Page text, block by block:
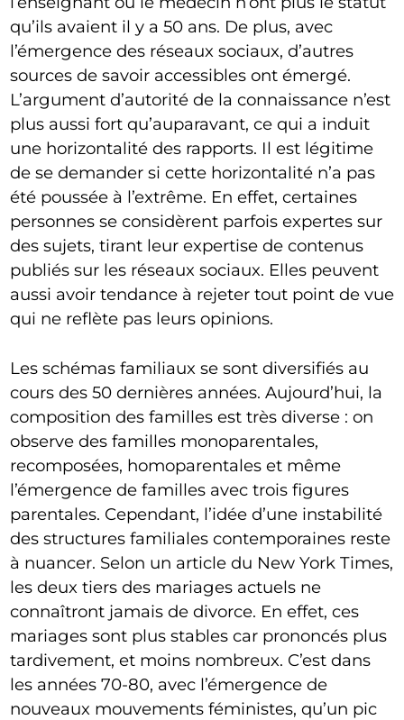
qu’ils avaient il y a 50 ans. De plus, avec
l’émergence des réseaux sociaux, d’autres
sources de savoir accessibles ont émergé.
L’argument d’autorité de la connaissance n’est
plus aussi fort qu’auparavant, ce qui a induit
une horizontalité des rapports. Il est légitime
de se demander si cette horizontalité n’a pas
été poussée à l’extrême. En effet, certaines
personnes se considèrent parfois expertes sur
des sujets, tirant leur expertise de contenus
publiés sur les réseaux sociaux. Elles peuvent
aussi avoir tendance à rejeter tout point de vue
qui ne reflète pas leurs opinions.
Les schémas familiaux se sont diversifiés au
cours des 50 dernières années. Aujourd’hui, la
composition des familles est très diverse : on
observe des familles monoparentales,
recomposées, homoparentales et même
l’émergence de familles avec trois figures
parentales. Cependant, l’idée d’une instabilité
des structures familiales contemporaines reste
à nuancer. Selon un article du New York Times,
les deux tiers des mariages actuels ne
connaîtront jamais de divorce. En effet, ces
mariages sont plus stables car prononcés plus
tardivement, et moins nombreux. C’est dans
les années 70-80, avec l’émergence de
nouveaux mouvements féministes, qu’un pic